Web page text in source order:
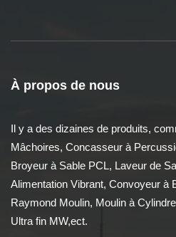
À propos de nous
Il y a des dizaines de produits,
Mâchoires, Concasseur à
Broyeur à Sable PCL, Laveur de
Alimentation Vibrant, Convoyeur à
Raymond Moulin, Moulin à
Ultra fin MW,ect.